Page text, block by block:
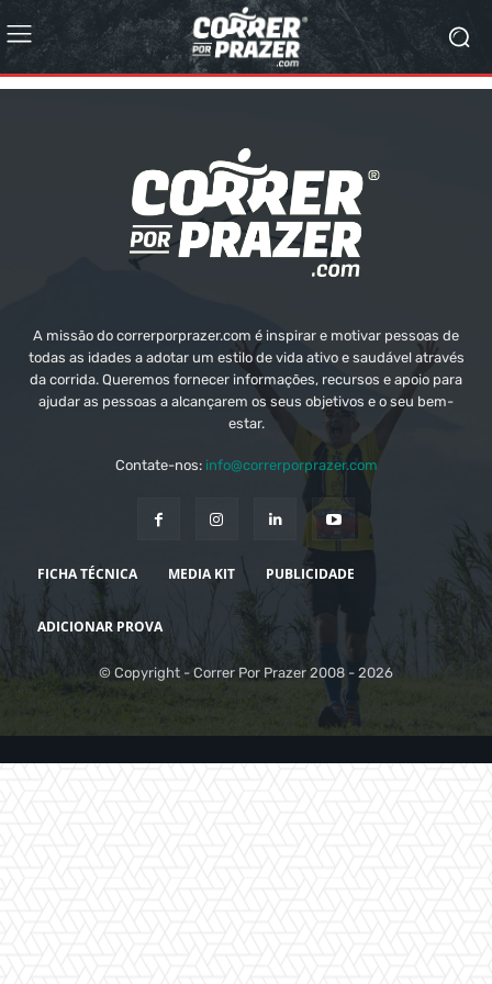
A missão do correrporprazer.com é inspirar e motivar pessoas de
todas as idades a adotar um estilo de vida ativo e saudável através
da corrida. Queremos fornecer informações, recursos e apoio para
ajudar as pessoas a alcançarem os seus objetivos e o seu bem-
estar.
Contate-nos: info@correrporprazer.com
FICHA TÉCNICA MEDIA KIT PUBLICIDADE
ADICIONAR PROVA
© Copyright - Correr Por Prazer 2008 - 2026